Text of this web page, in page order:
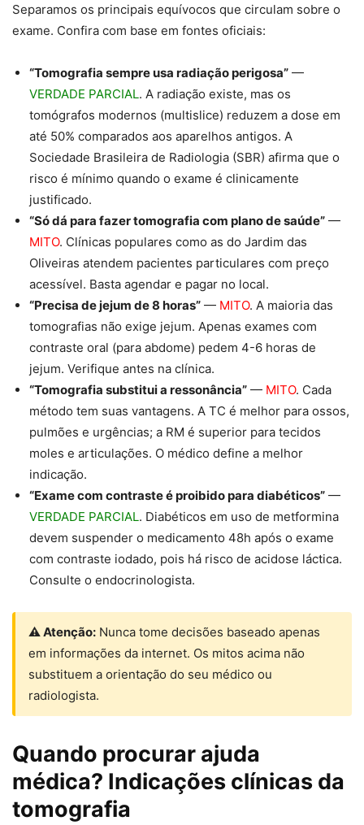
Separamos os principais equívocos que circulam sobre o
exame. Confira com base em fontes oficiais:
“Tomografia sempre usa radiação perigosa” —
VERDADE PARCIAL. A radiação existe, mas os
tomógrafos modernos (multislice) reduzem a dose em
até 50% comparados aos aparelhos antigos. A
Sociedade Brasileira de Radiologia (SBR) afirma que o
risco é mínimo quando o exame é clinicamente
justificado.
“Só dá para fazer tomografia com plano de saúde” —
MITO. Clínicas populares como as do Jardim das
Oliveiras atendem pacientes particulares com preço
acessível. Basta agendar e pagar no local.
“Precisa de jejum de 8 horas” — MITO. A maioria das
tomografias não exige jejum. Apenas exames com
contraste oral (para abdome) pedem 4-6 horas de
jejum. Verifique antes na clínica.
“Tomografia substitui a ressonância” — MITO. Cada
método tem suas vantagens. A TC é melhor para ossos,
pulmões e urgências; a RM é superior para tecidos
moles e articulações. O médico define a melhor
indicação.
“Exame com contraste é proibido para diabéticos” —
VERDADE PARCIAL. Diabéticos em uso de metformina
devem suspender o medicamento 48h após o exame
com contraste iodado, pois há risco de acidose láctica.
Consulte o endocrinologista.
⚠ Atenção: Nunca tome decisões baseado apenas
em informações da internet. Os mitos acima não
substituem a orientação do seu médico ou
radiologista.
Quando procurar ajuda
médica? Indicações clínicas da
tomografia